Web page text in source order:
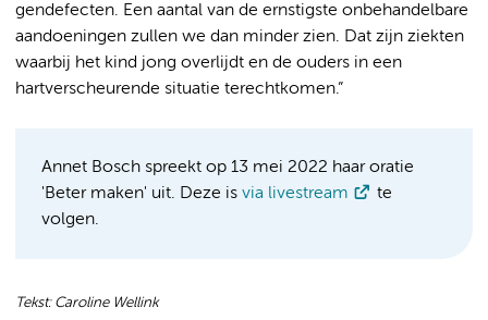
gendefecten. Een aantal van de ernstigste onbehandelbare
aandoeningen zullen we dan minder zien. Dat zijn ziekten
waarbij het kind jong overlijdt en de ouders in een
hartverscheurende situatie terechtkomen.”
Annet Bosch spreekt op 13 mei 2022 haar oratie
'Beter maken' uit. Deze is via livestream
te
volgen.
Tekst: Caroline Wellink